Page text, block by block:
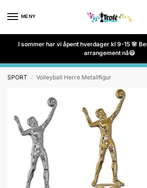
MENY
I sommer har vi åpent hverdager kl 9-15 🌸
arrangement nå😃
SPORT / Volleyball Herre Metallfigur